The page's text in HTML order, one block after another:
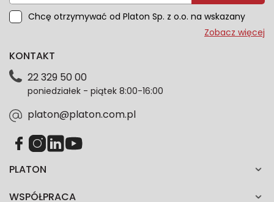
Chcę otrzymywać od Platon Sp. z o.o. na wskazany
przeze mnie adres e-mail informacje marketingowe
dotyczące danych osobowych znajdziesz w naszej
każdym czasie. Wycofanie zgody nie wpłynie na
zgodność z prawem przetwarzania dokonanego przed
Zobacz więcej
PLATON
WSPÓŁPRACA
KONTAKT
22 329 50 00
poniedziałek - piątek 8:00-16:00
platon@platon.com.pl